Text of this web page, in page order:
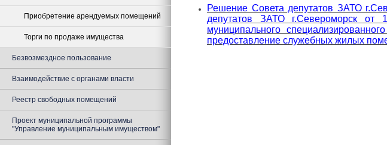
Приобретение арендуемых помещений
Торги по продаже имущества
Безвозмездное пользование
Взаимодействие с органами власти
Реестр свободных помещений
Проект муниципальной программы
"Управление муниципальным имуществом"
Решение Совета депутатов ЗАТО
депутатов ЗАТО г.Североморск
муниципального
предоставление служебных жилых